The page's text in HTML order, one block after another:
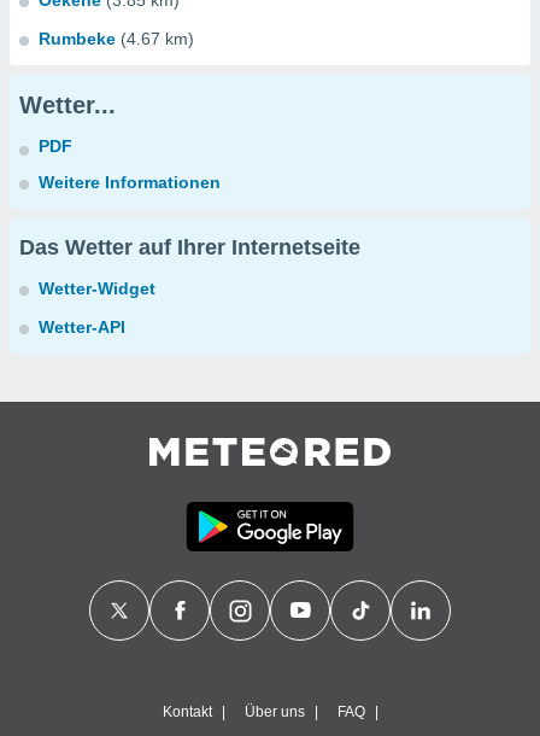
Rumbeke (4.67 km)
Wetter...
PDF
Weitere Informationen
Das Wetter auf Ihrer Internetseite
Wetter-Widget
Wetter-API
Kontakt Über uns FAQ